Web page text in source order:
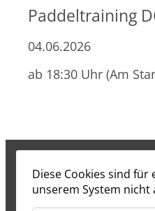
Paddeltraining
04.06.2026
ab 18:30 Uhr (Am
Diese Cookies sind
unserem System nicht